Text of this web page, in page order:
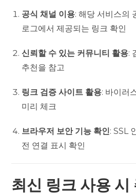
공식 채널 이용: 해당 서비스의
로그에서 제공되는 링크 확인
신뢰할 수 있는 커뮤니티 활용:
추천을 참고
링크 검증 사이트 활용: 바이러
미리 체크
브라우저 보안 기능 확인: SSL
전 연결 표시 확인
최신 링크 사용 시